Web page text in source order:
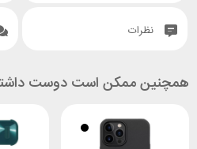
نظرات
همچنین ممکن است دوست